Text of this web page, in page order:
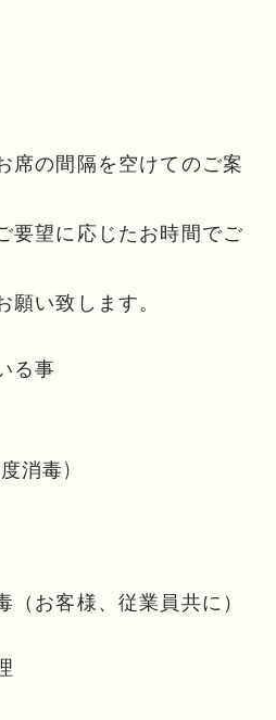
席の間隔を空けてのご案
要望に応じたお時間でご
願い致します。
る事
消毒)
（お客様、従業員共に）